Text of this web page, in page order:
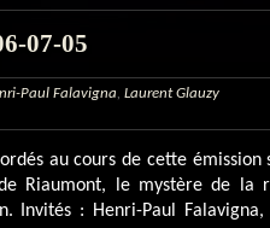
07-05
Paul Falavigna, Laurent Glauzy
au cours de cette émission
Riaumont, le mystère de la
Invités : Henri-Paul